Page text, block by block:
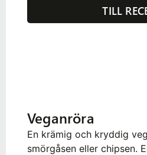
TILL
Veganröra
En krämig och kryddig
smörgåsen eller chipsen.